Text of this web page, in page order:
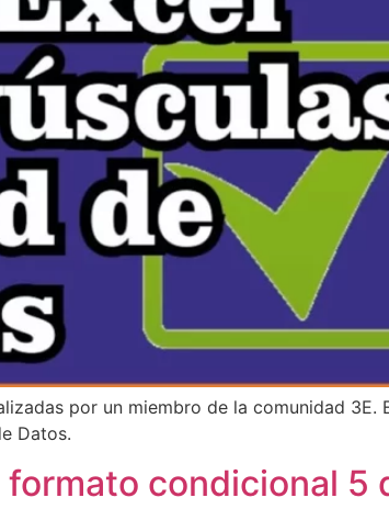
por un miembro de la comunidad 3E.
Datos.
condicional 5